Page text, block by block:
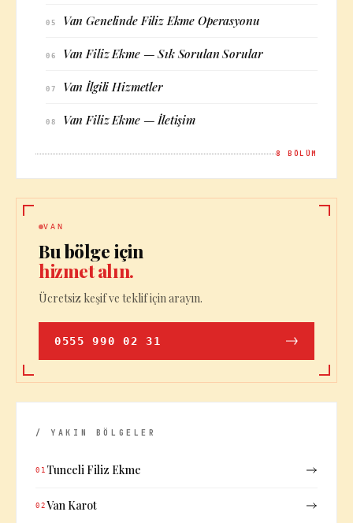
05 Van Genelinde Filiz Ekme Operasyonu
06 Van Filiz Ekme — Sık Sorulan Sorular
07 Van İlgili Hizmetler
08 Van Filiz Ekme — İletişim
8 BÖLÜM
VAN
Bu bölge için
hizmet alın.
Ücretsiz keşif ve teklif için arayın.
0555 990 02 31
/ YAKIN BÖLGELER
01 Tunceli Filiz Ekme
02 Van Karot